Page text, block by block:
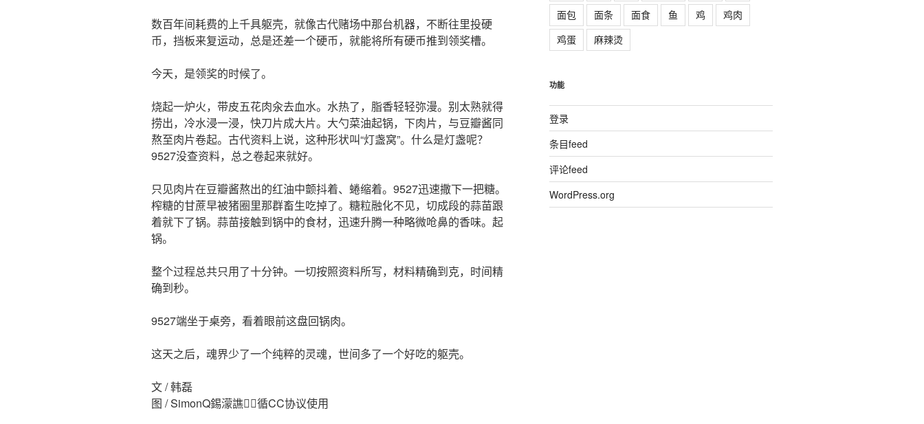
数百年间耗费的上千具躯壳，就像古代赌场中那台机器，不断往里投硬
币，挡板来复运动，总是还差一个硬币，就能将所有硬币推到领奖槽。
今天，是领奖的时候了。
烧起一炉火，带皮五花肉汆去血水。水热了，脂香轻轻弥漫。别太熟就得
捞出，冷水浸一浸，快刀片成大片。大勺菜油起锅，下肉片，与豆瓣酱同
熬至肉片卷起。古代资料上说，这种形状叫“灯盏窝”。什么是灯盏呢？
9527没查资料，总之卷起来就好。
只见肉片在豆瓣酱熬出的红油中颤抖着、蜷缩着。9527迅速撒下一把糖。
榨糖的甘蔗早被猪圈里那群畜生吃掉了。糖粒融化不见，切成段的蒜苗跟
着就下了锅。蒜苗接触到锅中的食材，迅速升腾一种略微呛鼻的香味。起
锅。
整个过程总共只用了十分钟。一切按照资料所写，材料精确到克，时间精
确到秒。
9527端坐于桌旁，看着眼前这盘回锅肉。
这天之后，魂界少了一个纯粹的灵魂，世间多了一个好吃的躯壳。
文 / 韩磊
图 / SimonQ錫濛譙，循CC协议使用
面包
面条 面食 鱼 鸡
鸡肉
鸡蛋
麻辣烫
功能
登录
条目feed
评论feed
WordPress.org